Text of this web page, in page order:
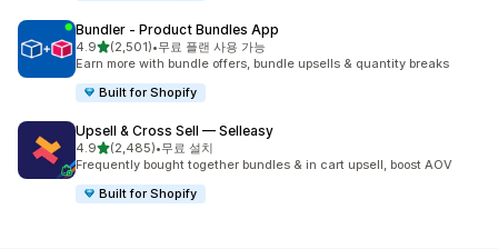
Bundler ‑ Product Bundles App
4.9별 5개 중
(2,501)
총 리뷰 2501개
•무료 플랜 사용 가능
Earn more with bundle offers, bundle upsells & quantity breaks
Built for Shopify
Upsell & Cross Sell — Selleasy
4.9별 5개 중
(2,485)
총 리뷰 2485개
•무료 설치
Frequently bought together bundles & in cart upsell, boost AOV
Built for Shopify